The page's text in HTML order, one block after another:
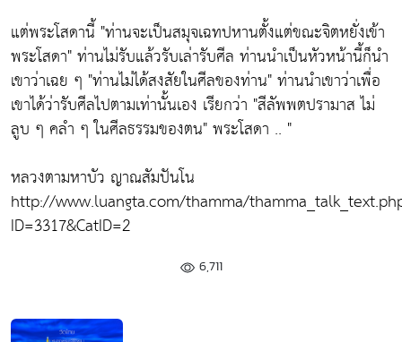
แต่พระโสดานี้ "ท่านจะเป็นสมุจเฉทปหานตั้งแต่ขณะจิตหยั่งเข้า
พระโสดา"ท่านไม่รับแล้วรับเล่ารับศีล ท่านนำเป็นหัวหน้านี้ก็นำ
เขาว่าเฉย ๆ "ท่านไม่ได้สงสัยในศีลของท่าน"ท่านนำเขาว่าเพื่อ
เขาได้ว่ารับศีลไปตามเท่านั้นเอง เรียกว่า "สีลัพพตปรามาส ไม่
ลูบ ๆ คลำ ๆ ในศีลธรรมของตน"พระโสดา .. "
หลวงตามหาบัว ญาณสัมปันโน
http://www.luangta.com/thamma/
ID=3317&CatID=2
6,711